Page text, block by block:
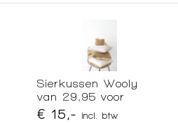
Sierkussen Wooly
van 29,95 voor
€ 15,- incl. btw